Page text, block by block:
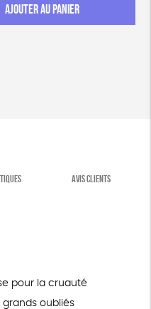
AJOUTER AU PANIER
AVIS CLIENTS
pour la cruauté
grands oubliés